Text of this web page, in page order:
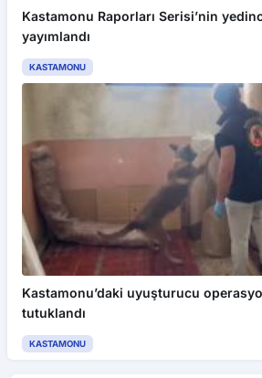
Kastamonu Raporları Serisi’nin
yayımlandı
KASTAMONU
Kastamonu’daki uyuşturucu
tutuklandı
KASTAMONU